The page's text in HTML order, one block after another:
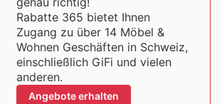
Rabatte 365 bietet Ihnen
Zugang zu über 14 Möbel &
Wohnen Geschäften in Schweiz,
einschließlich GiFi und vielen
anderen.
Angebote erhalten